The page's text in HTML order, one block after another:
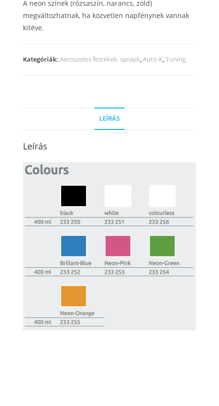
A neon színek (rózsaszín, narancs, zöld)
megváltozhatnak, ha közvetlen napfénynek vannak
kitéve.
Kategóriák: Aeroszolos festékek, sprayk Auto-K, Tuning
LEÍRÁS
Leírás